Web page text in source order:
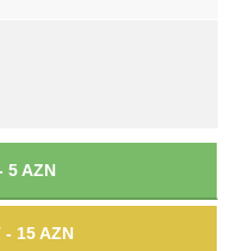
5 AZN
- 15 AZN